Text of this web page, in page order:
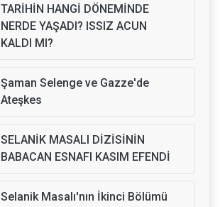
TARİHİN HANGİ DÖNEMİNDE
NERDE YAŞADI? ISSIZ ACUN
KALDI MI?
Şaman Selenge ve Gazze'de
Ateşkes
SELANİK MASALI DİZİSİNİN
BABACAN ESNAFI KASIM EFENDİ
Selanik Masalı'nın İkinci Bölümü